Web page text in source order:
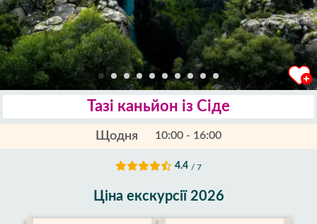
Тазі каньйон із Сіде
Щодня 10:00 - 16:00
4.4 / 7
Ціна екскурсії 2026